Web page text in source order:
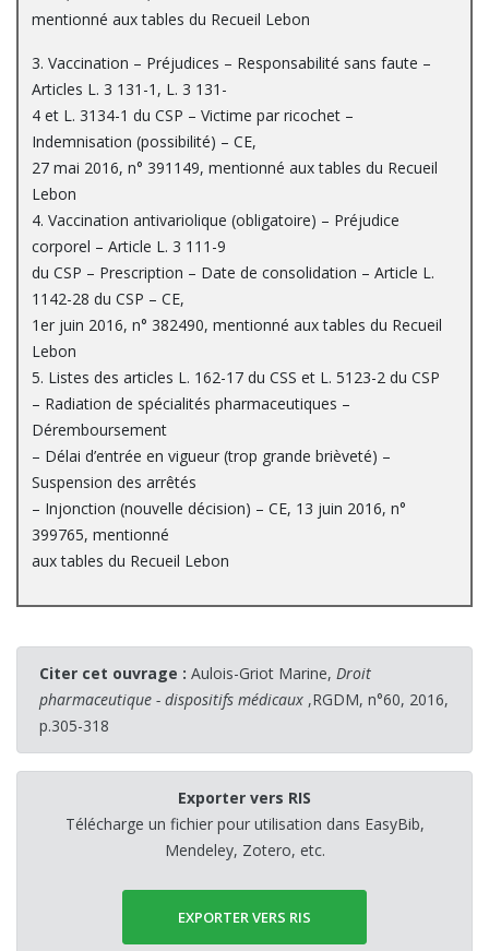
mentionné aux tables du Recueil Lebon
3. Vaccination – Préjudices – Responsabilité sans faute –
Articles L. 3 131-1, L. 3 131-
4 et L. 3134-1 du CSP – Victime par ricochet –
Indemnisation (possibilité) – CE,
27 mai 2016, n° 391149, mentionné aux tables du Recueil
Lebon
4. Vaccination antivariolique (obligatoire) – Préjudice
corporel – Article L. 3 111-9
du CSP – Prescription – Date de consolidation – Article L.
1142-28 du CSP – CE,
1er juin 2016, n° 382490, mentionné aux tables du Recueil
Lebon
5. Listes des articles L. 162-17 du CSS et L. 5123-2 du CSP
– Radiation de spécialités pharmaceutiques –
Déremboursement
– Délai d’entrée en vigueur (trop grande brièveté) –
Suspension des arrêtés
– Injonction (nouvelle décision) – CE, 13 juin 2016, n°
399765, mentionné
aux tables du Recueil Lebon
Citer cet ouvrage : Aulois-Griot Marine, Droit
pharmaceutique - dispositifs médicaux ,RGDM, n°60, 2016,
p.305-318
Exporter vers RIS
Télécharge un fichier pour utilisation dans EasyBib,
Mendeley, Zotero, etc.
EXPORTER VERS RIS